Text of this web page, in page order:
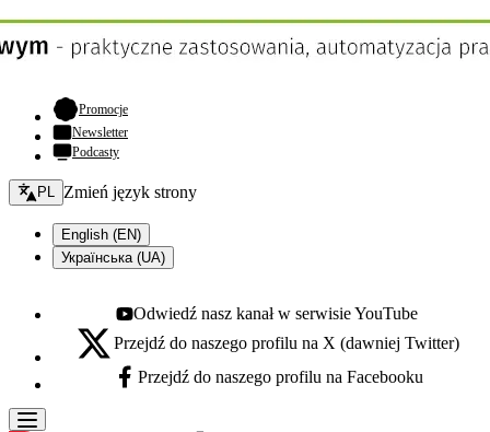
Promocje- otwiera się w nowej karcie
Newsletter
Podcasty
Zmień język - bieżący:
PL Zmień język strony
English (EN)
Українська (UA)
Youtube - otwiera się w nowej karcie
Odwiedź nasz kanał w serwisie YouTube
X - otwiera się w nowej karcie
Przejdź do naszego profilu na X (dawniej Twitter)
Facebook - otwiera się w nowej karcie
Przejdź do naszego profilu na Facebooku